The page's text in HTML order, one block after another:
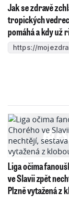
Jak se zdravě
tropických
pomáhá a kdy už
https://
Liga očima
ve Slavii zpět
Plzně vytažená z